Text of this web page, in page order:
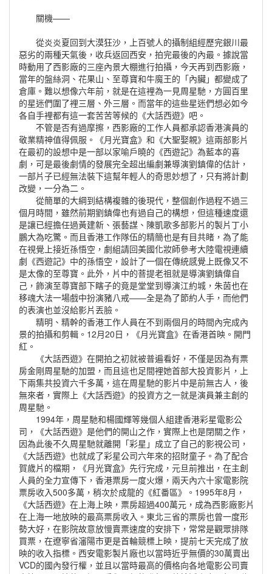
關機——
從炎炎夏回到大漠狂沙，上百號人的攝制組經歷完銀川最
惡劣的兩種天氣後，收兵返回西安，拍完最後的內最。據說當
時動用了西影廠的三座內景大棚進行拍攝，今天再到西影廠，
當年的盤絲洞、花果山、至尊寶和牛魔王的「內臟」都變成了
倉庫。難以想像六年前，就是在這裡為一見周星馳，方圓百里
的星迷們圍了裡三層、外三層。而當年的這些星迷們想必如今
各自手裡都有這一套苦苦等候的《大話西遊》吧。
不管是否有過摩擦，西影廠的工作人員都承認香港演員的
敬業精神值得佩服。《月光寶盒》和《大聖娶親》這兩部影片
在最初的設想中是一部以家喻戶曉的《西遊記》為藍本的喜
劇，可是最後劇情的發展完全超出編劇兼導演劉鎮偉的估計，
一部片子已經無法裝下這幫年輕人的奇思妙想了，只有將計劃
改變，一分為二。
從簡單的大綱到結構複雜的後現代，整個創作過程不過三
個月時間，雖然前期劉鎮偉也有過自己的構想，但這種速度還
是讓已經擔任過黃建新、張藝謀、陳凱歌多部影片的製片丁小
鵬大為吃驚。而且香港工作隊伍的精簡也是有目共睹，為了能
在視覺上接近孫悟空，劇組請回美國化妝師參考大陸電視連續
劇《西遊記》中的孫悟空，設計了一個在傳統感覺上既像又不
是太像的至尊寶。此外，片中的菩提老祖就是導演劉鎮偉自
己，飾演至尊寶部下瞎子的竟是堂堂到導演江約城，朱茵也在
移魂大法一場戲中扮演豬八戒——全是為了節約人手，而他們
的表演也並沒給影片丟臉。
精明、精幹的香港工作人員在不到兩個月的時間內完成內
景的拍攝和剪輯。12月20日，《月光寶盒》在香港首映。開門
紅。
《大話西遊》在開拍之初就被普遍看好，不僅是因為有票
房金剛周星馳的加盟，而且這也足間裡她首部大投資影片，上
下兩集共投資六千多萬，這在周星馳的影片中是前無古人，後
無來者，實際上《大話西遊》的投資方之一就是演員兼主創的
周星馳。
1994年，周星馳和楊國輝等幾個人組建香港彩星電影公
司，《大話西遊》是他們的開山之作，實際上也是閉關之作，
因為此後不久周星馳就離開「彩星」成立了自己的影視公司，
《大話西遊》也就成了彩星公司六年來的招財童子。為了配合
賀歲片的檔期，《月光寶盒》先行完成，元旦前推出，在主創
人員的全力宣傳下，香港票房一度火爆，兩天內六十家電影院
票房收入500多萬，稍次於成龍的《紅番區》。1995年8月，
《大話西遊》在上海上映，票房超過400萬元，成為西影廠影片
在上海一地放映的最高票房收入。東北三省的票房也曾一度形
勢大好，在影院故意放慢賣票速度的安排下，常常是觀眾排隊
買票，在遼寧省瀋陽市更是首輪競標上映，提前七天完成了放
映的收入指標。西安電影製片廠也以當時近乎無價的30萬賣出
VCD的國內發行權，並且以當時最高的價格向各地電影公司賣